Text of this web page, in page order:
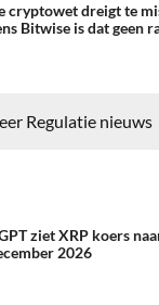
cryptowet dreigt te
Bitwise is dat geen
Regulatie nieuws
ziet XRP koers
2026